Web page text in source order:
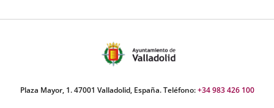
Plaza Mayor, 1. 47001 Valladolid, España. Teléfono:+34 983 426 100